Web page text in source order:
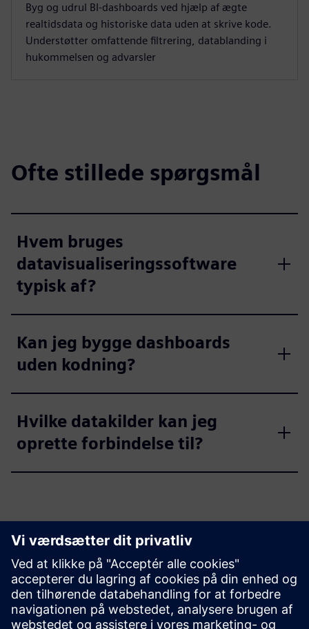
Byg og udrul BI-dashboards ved hjælp af ægte
realtidsdata og historiske data uden at skrive kode.
Understøtter omfattende filtrering, datablanding i
hukommelsen og advarsler
Ofte stillede spørgsmål
Hvem bruges
datavisualiseringssoftware
typisk af?
Kan jeg bygge dashboards
uden kodning?
Hvilke datakilder kan jeg
oprette forbindelse til?
Kom godt i gang